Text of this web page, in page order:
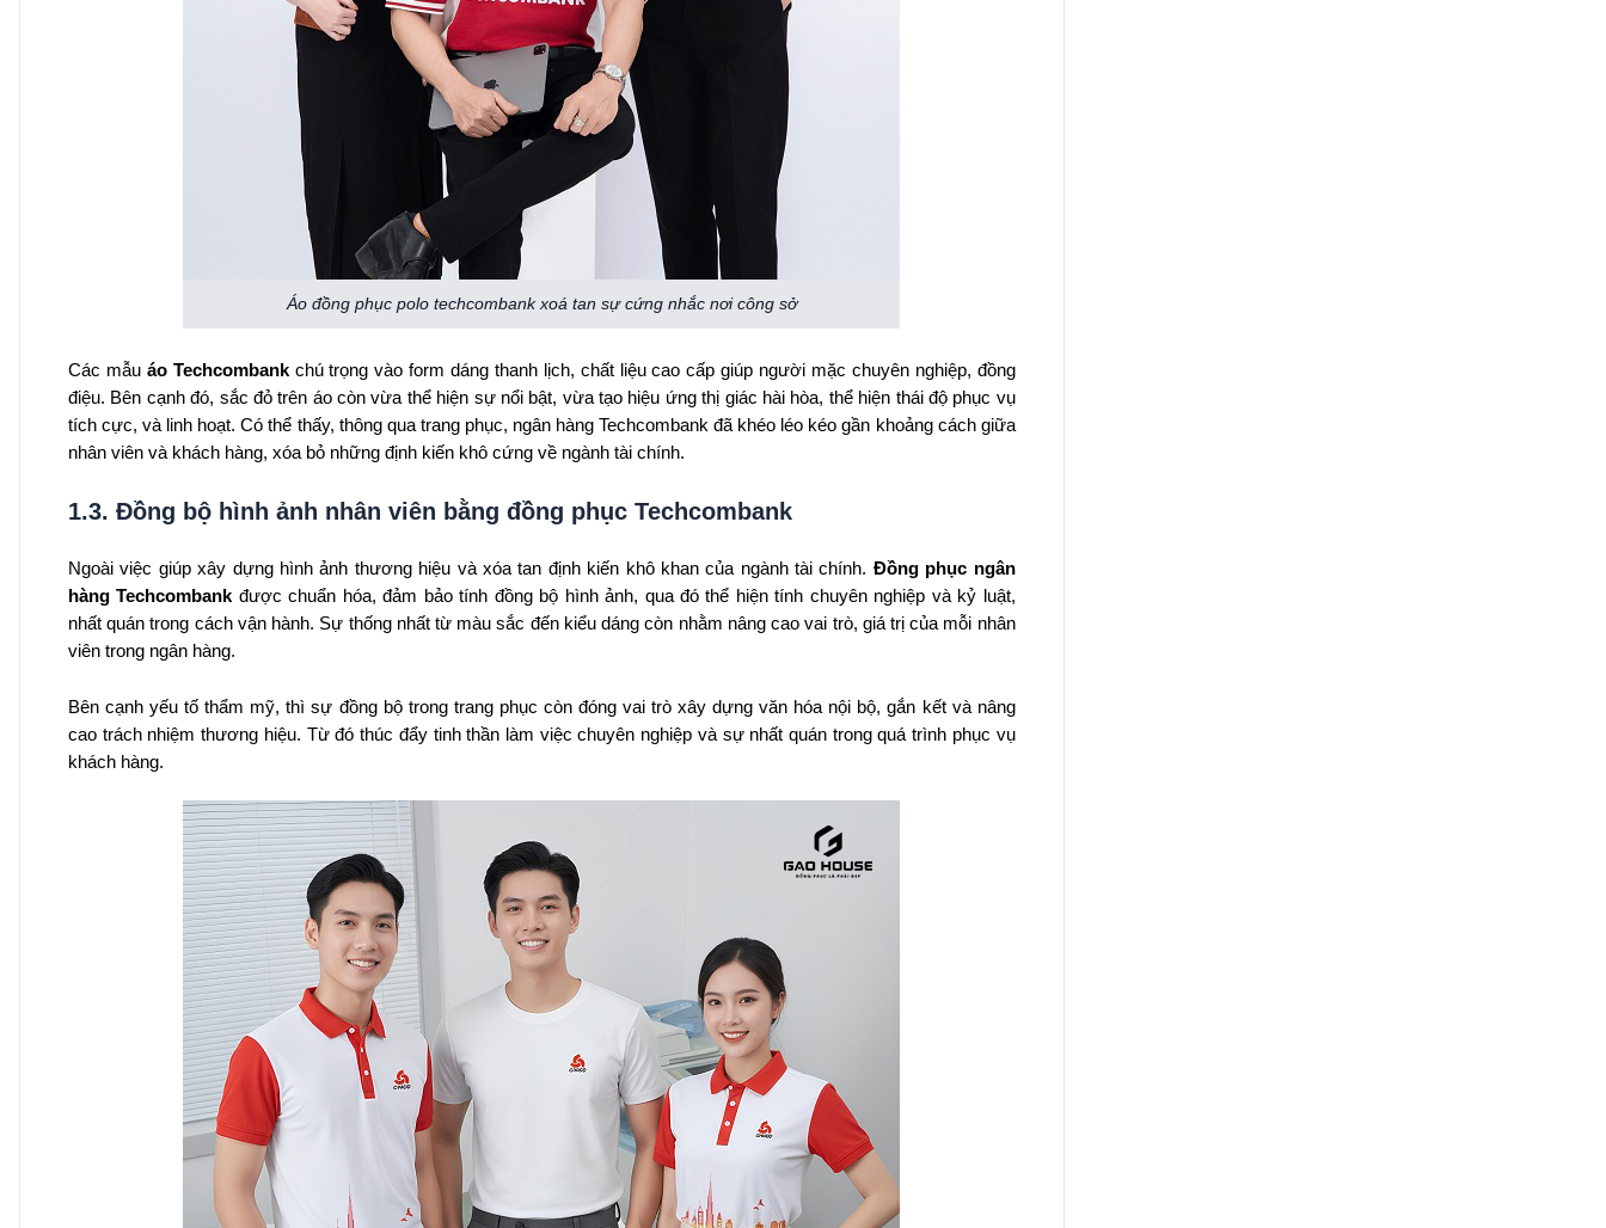
Áo đồng phục polo techcombank xoá tan sự cứng nhắc nơi công sở
Các mẫu áo Techcombankchú trọng vào form dáng thanh lịch, chất liệu cao cấp giúp người mặc chuyên nghiệp, đồng
điệu. Bên cạnh đó, sắc đỏ trên áo còn vừa thể hiện sự nổi bật, vừa tạo hiệu ứng thị giác hài hòa, thể hiện thái độ phục vụ
tích cực, và linh hoạt. Có thể thấy, thông qua trang phục, ngân hàng Techcombank đã khéo léo kéo gần khoảng cách giữa
nhân viên và khách hàng, xóa bỏ những định kiến khô cứng về ngành tài chính.
1.3. Đồng bộ hình ảnh nhân viên bằng đồng phục Techcombank
Ngoài việc giúp xây dựng hình ảnh thương hiệu và xóa tan định kiến khô khan của ngành tài chính. Đồng phục ngân
hàng Techcombank được chuẩn hóa, đảm bảo tính đồng bộ hình ảnh, qua đó thể hiện tính chuyên nghiệp và kỷ luật,
nhất quán trong cách vận hành. Sự thống nhất từ màu sắc đến kiểu dáng còn nhằm nâng cao vai trò, giá trị của mỗi nhân
viên trong ngân hàng.
Bên cạnh yếu tố thẩm mỹ, thì sự đồng bộ trong trang phục còn đóng vai trò xây dựng văn hóa nội bộ, gắn kết và nâng
cao trách nhiệm thương hiệu. Từ đó thúc đẩy tinh thần làm việc chuyên nghiệp và sự nhất quán trong quá trình phục vụ
khách hàng.